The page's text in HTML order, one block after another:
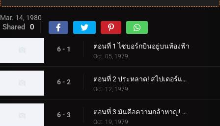
Mar. 14, 1980
Shared 0
6 - 1 ตอนที่ 1 ไซบอร์กบินอยู่บนท้องฟ้า
Oct. 05, 1979
6 - 2 ตอนที่ 2 ประหลาด! สไปเดอร์แมน
Oct. 12, 1979
6 - 3 ตอนที่ 3 มันคือความกล้าหาญ! ความกลัวของขลุ่ยค้างคาว
Oct. 19, 1979